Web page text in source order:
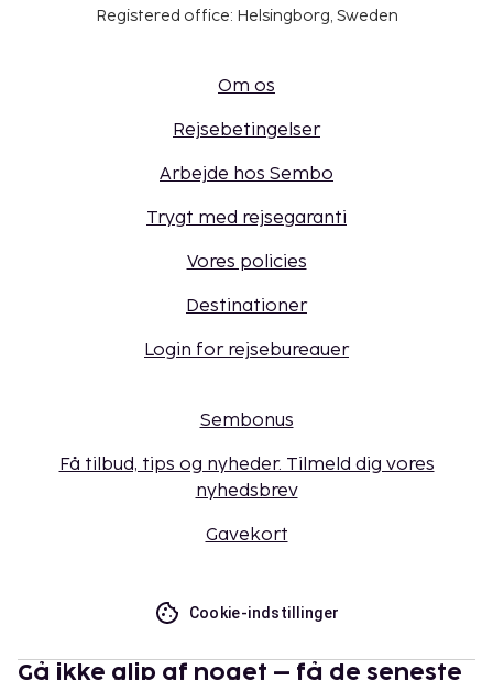
Registered office: Helsingborg, Sweden
Om os
Rejsebetingelser
Arbejde hos Sembo
Trygt med rejsegaranti
Vores policies
Destinationer
Login for rejsebureauer
Sembonus
Få tilbud, tips og nyheder. Tilmeld dig vores
nyhedsbrev
Gavekort
Cookie-indstillinger
Gå ikke glip af noget – få de seneste